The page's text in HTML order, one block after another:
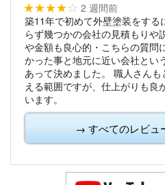
★★★★☆ 2 週間前
築11年で初めて外壁塗装をする
らず幾つかの会社の見積もりや
や金額も良心的・こちらの質問
かった事と地元に近い会社とい
あって決めました。
職人さんも
える範囲ですが、仕上がりも良
います。
→ すべてのレビュ